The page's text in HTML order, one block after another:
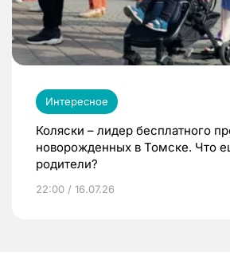
Интересное
Коляски – лидер бесплатного
новорожденных в Томске. Что
родители?
22:00 / 16.07.26